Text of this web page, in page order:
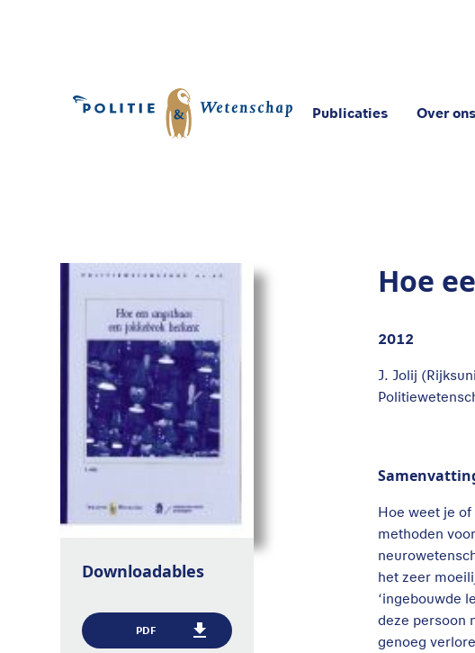
Publicaties Over ons
Publicaties
Downloadables
PDF
Hoe
2012
J. Jolij
Hoe weet je
methoden
het zeer
‘ingebouwde
deze persoon
genoeg